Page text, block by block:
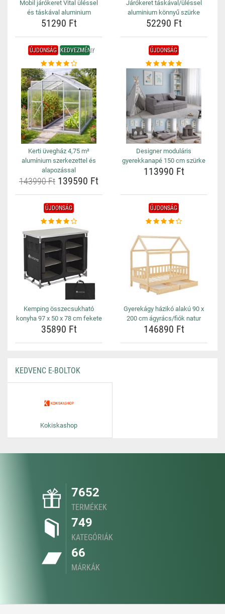
Mobil járókeret Vital üléssel
és táskával aluminium
51290 Ft
Járókeret táskával/üléssel
aluminium könnyű szürke
52290 Ft
ÚJDONSÁG KEDVEZMÉNY
Kerti üvegház 4,75 m²
alumínium szerkezettel és
alapozással
143990 Ft 139590 Ft
ÚJDONSÁG
Designer moduláris
gyerekkanapé 150 cm szürke
113990 Ft
ÚJDONSÁG
Kemping összecsukható
konyha 97 x 50 x 78 cm fekete
35890 Ft
ÚJDONSÁG
Gyerekágy házikó alakú 90 x
200 cm ágyrács/fiók natur
146890 Ft
KEDVENC E-BOLTOK
Kokiskashop
7652
TERMÉKEK
749
KATEGÓRIÁK
66
MÁRKÁK